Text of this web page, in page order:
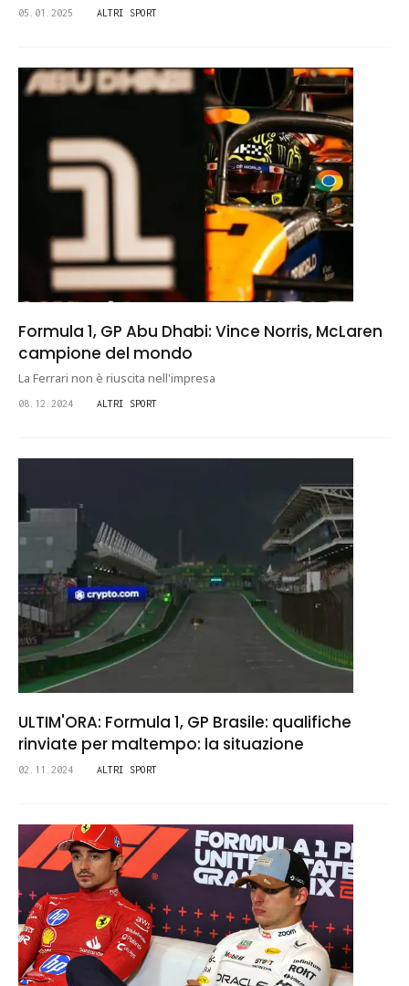
05.01.2025 ALTRI SPORT
Formula 1, GP Abu Dhabi: Vince Norris, McLaren
campione del mondo
La Ferrari non è riuscita nell'impresa
08.12.2024 ALTRI SPORT
ULTIM'ORA: Formula 1, GP Brasile: qualifiche
rinviate per maltempo: la situazione
02.11.2024 ALTRI SPORT